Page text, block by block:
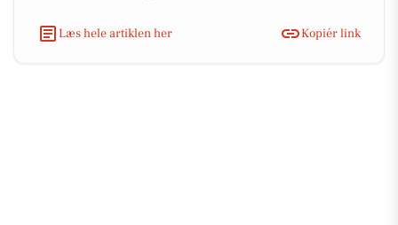
Læs hele artiklen her Kopiér link